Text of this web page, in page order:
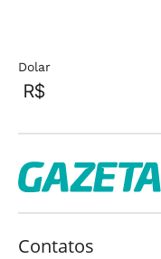
Dolar
R$
Contatos